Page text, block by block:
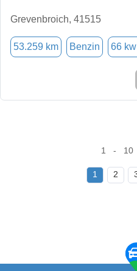
Grevenbroich, 41515
53.259 km Benzin 66
1 - 10
1 2